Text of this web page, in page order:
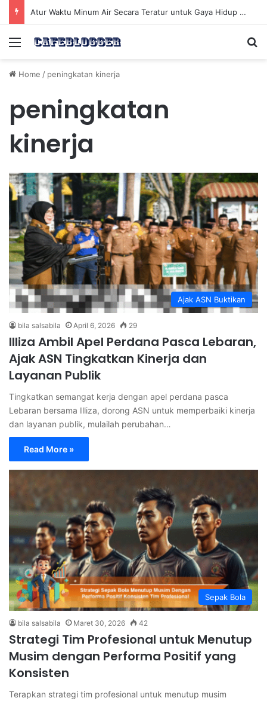
Pilih Makanan Harian yang Efektif Menjaga Energi Tubuh Secara Konsisten
Menu
Home / peningkatan kinerja
peningkatan
kinerja
Ajak ASN Buktikan
bila salsabila April 6, 2026 29
Illiza Ambil Apel Perdana Pasca Lebaran,
Ajak ASN Tingkatkan Kinerja dan
Layanan Publik
Tingkatkan semangat kerja dengan apel perdana pasca
Lebaran bersama Illiza, dorong ASN untuk memperbaiki kinerja
dan layanan publik, mulailah perubahan…
Read More »
Sepak Bola
bila salsabila Maret 30, 2026 42
Strategi Tim Profesional untuk Menutup
Musim dengan Performa Positif yang
Konsisten
Terapkan strategi tim profesional untuk menutup musim